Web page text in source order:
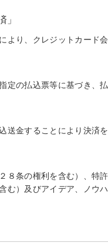
」
より、クレジットカード
定の払込票等に基づき、
送金することにより決済
８条の権利を含む）、特
む）及びアイデア、ノウハ